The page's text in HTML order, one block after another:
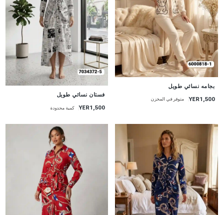
بجامه نسائي طويل
YER1,500 متوفر في المخزن
جديد
فستان نسائي طويل
YER1,500 كمية محدودة